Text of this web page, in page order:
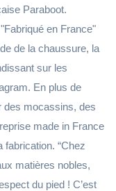
Paraboot.
en France"
de la chaussure, la
sur les
En plus de
des mocassins, des
made in France
“Chez
matières nobles,
du pied ! C’est